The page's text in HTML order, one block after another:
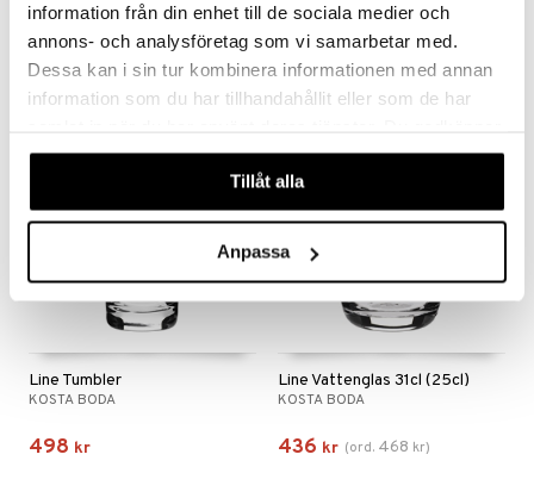
information från din enhet till de sociala medier och
annons- och analysföretag som vi samarbetar med.
Dessa kan i sin tur kombinera informationen med annan
information som du har tillhandahållit eller som de har
våra cookies vid fortsatt användande av vår webbplats.
Tillåt alla
Anpassa
598 kr 479 kr
Line Tumbler
KOSTA BODA
498 kr
Line Vattenglas 31cl (25cl)
KOSTA BODA
436 kr (ord. 468 kr)